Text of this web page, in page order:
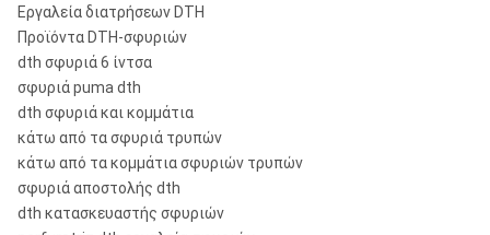
Εργαλεία διατρήσεων DTH
Προϊόντα DTH-σφυριών
dth σφυριά 6 ίντσα
σφυριά puma dth
dth σφυριά και κομμάτια
κάτω από τα σφυριά τρυπών
κάτω από τα κομμάτια σφυριών τρυπών
σφυριά αποστολής dth
dth κατασκευαστής σφυριών